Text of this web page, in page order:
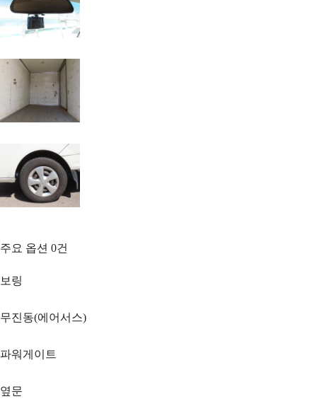
주요 옵션 0건
보링
무진동(에어서스)
파워게이트
옆문